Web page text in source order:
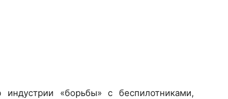
«борьбы» с беспилотниками,